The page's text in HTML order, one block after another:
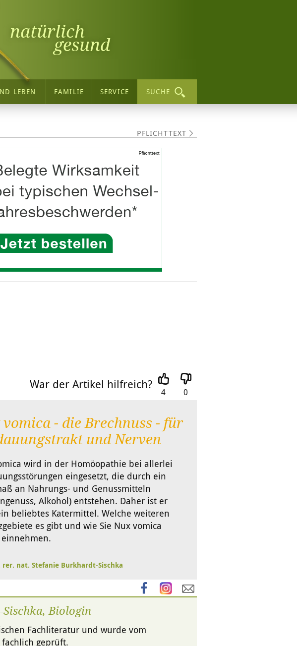
natürlich
gesund
LEBEN FAMILIE SERVICE SUCHE
PFLICHTTEXT
War der Artikel hilfreich?
4 0
- die Brechnuss - für
und Nerven
wird in der Homöopathie bei allerlei
eingesetzt, die durch ein
an Nahrungs- und Genussmitteln
Alkohol) entstehen. Daher ist er
beliebtes Katermittel. Welche weiteren
es gibt und wie Sie Nux vomica
rer. nat. Stefanie Burkhardt-Sischka
Biologin
Fachliteratur und wurde vom
fachlich geprüft.